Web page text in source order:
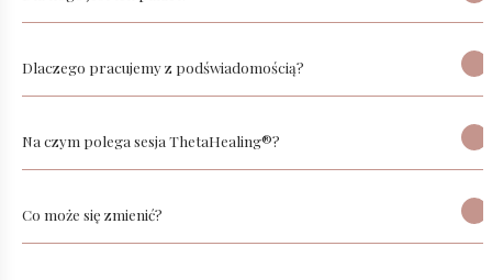
Dlaczego pracujemy z podświadomością?
Na czym polega sesja ThetaHealing®?
Co może się zmienić?